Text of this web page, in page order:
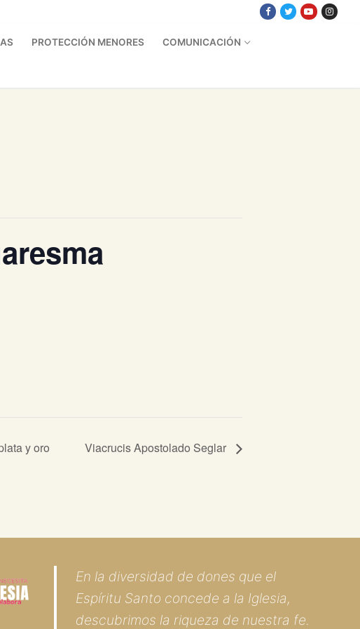
PROTECCIÓN MENORES COMUNICACIÓN
y oro Viacrucis Apostolado Seglar
En la diversidad de dones que el
Espíritu Santo concede a la Iglesia,
descubrimos la riqueza de nuestra fe.